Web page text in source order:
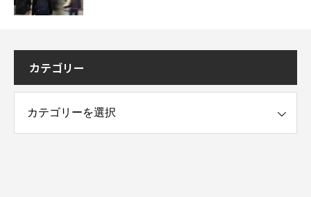
カテゴリー